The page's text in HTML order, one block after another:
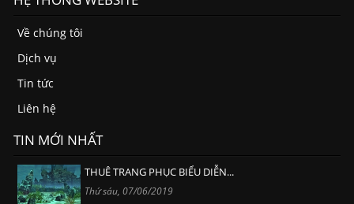
Về chúng tôi
Dịch vụ
Tin tức
Liên hệ
TIN MỚI NHẤT
THUÊ TRANG PHỤC BIỂU DIỄN...
Thứ sáu, 07/06/2019